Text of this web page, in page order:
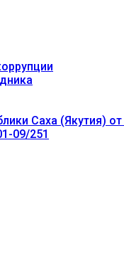
Саха (Якутия)
09/251